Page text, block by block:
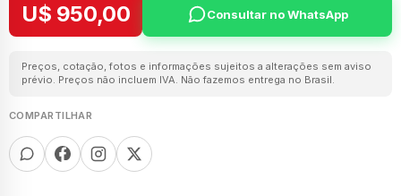
U$ 950,00
Consultar no WhatsApp
Preços, cotação, fotos e informações sujeitos a alterações sem aviso
prévio. Preços não incluem IVA. Não fazemos entrega no Brasil.
COMPARTILHAR